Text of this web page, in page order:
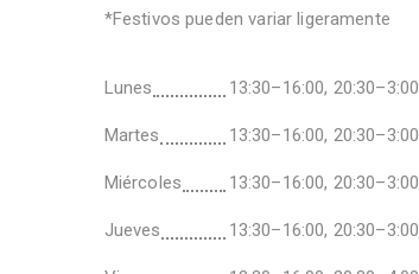
*Festivos pueden variar ligeramente
Lunes 13:30–16:00, 20:30–3:00
Martes 13:30–16:00, 20:30–3:00
Miércoles 13:30–16:00, 20:30–3:00
Jueves 13:30–16:00, 20:30–3:00